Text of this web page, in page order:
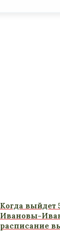
Когда выйдет
Ивановы-
расписание